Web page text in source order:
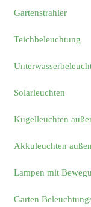
Gartenstrahler
Teichbeleuchtung
Solarleuchten
Kugelleuchten
Akkuleuchten außen
Lampen mit
Garten